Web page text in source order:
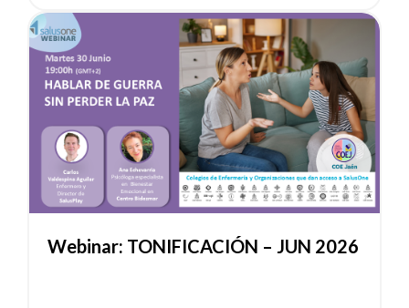
Webinar: TONIFICACIÓN – JUN 2026
Ver noticia